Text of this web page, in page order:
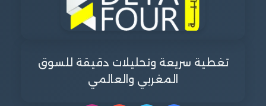
تغطية سريعة وتحليلات دقيقة للسوق
المغربي والعالمي